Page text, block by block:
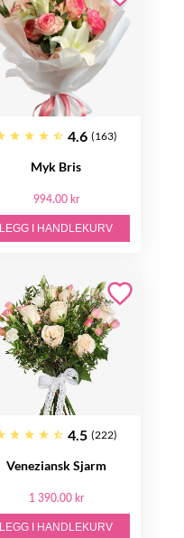
4.6 (163)
Myk Bris
994.00 kr
LEGG I HANDLEKURV
4.5 (222)
Veneziansk Sjarm
1 390.00 kr
LEGG I HANDLEKURV